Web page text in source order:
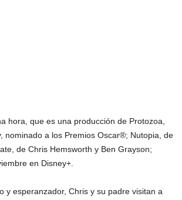
hora, que es una producción de Protozoa,
nominado a los Premios Oscar®; Nutopia, de
de Chris Hemsworth y Ben Grayson;
en Disney+.
y esperanzador, Chris y su padre visitan a